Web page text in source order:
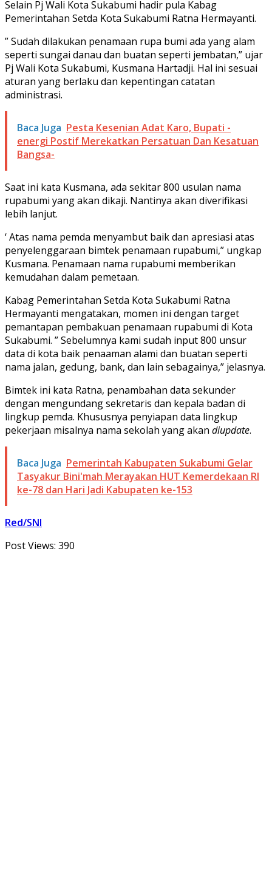
Selain Pj Wali Kota Sukabumi hadir pula Kabag
Pemerintahan Setda Kota Sukabumi Ratna Hermayanti.
” Sudah dilakukan penamaan rupa bumi ada yang alam
seperti sungai danau dan buatan seperti jembatan,” ujar
Pj Wali Kota Sukabumi, Kusmana Hartadji. Hal ini sesuai
aturan yang berlaku dan kepentingan catatan
administrasi.
Baca Juga Pesta Kesenian Adat Karo, Bupati -
energi Postif Merekatkan Persatuan Dan Kesatuan
Bangsa-
Saat ini kata Kusmana, ada sekitar 800 usulan nama
rupabumi yang akan dikaji. Nantinya akan diverifikasi
lebih lanjut.
‘ Atas nama pemda menyambut baik dan apresiasi atas
penyelenggaraan bimtek penamaan rupabumi,” ungkap
Kusmana. Penamaan nama rupabumi memberikan
kemudahan dalam pemetaan.
Kabag Pemerintahan Setda Kota Sukabumi Ratna
Hermayanti mengatakan, momen ini dengan target
pemantapan pembakuan penamaan rupabumi di Kota
Sukabumi. ” Sebelumnya kami sudah input 800 unsur
data di kota baik penaaman alami dan buatan seperti
nama jalan, gedung, bank, dan lain sebagainya,” jelasnya.
Bimtek ini kata Ratna, penambahan data sekunder
dengan mengundang sekretaris dan kepala badan di
lingkup pemda. Khususnya penyiapan data lingkup
pekerjaan misalnya nama sekolah yang akan diupdate.
Baca Juga Pemerintah Kabupaten Sukabumi Gelar
Tasyakur Bini'mah Merayakan HUT Kemerdekaan RI
ke-78 dan Hari Jadi Kabupaten ke-153
Red/SNI
Post Views: 390